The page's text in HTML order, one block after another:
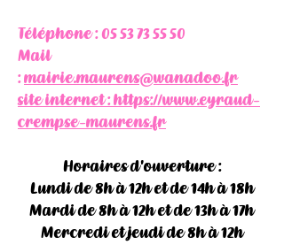
Téléphone :05 53 73 55 50
Mail
:mairie.maurens@wanadoo.fr
site internet :https://www.eyraud-
crempse-maurens.fr
Horaires d'ouverture :
Lundi de 8h à 12h et de 14h à 18h
Mardi de 8h à 12h et de 13h à 17h
Mercredi et jeudi de 8h à 12h